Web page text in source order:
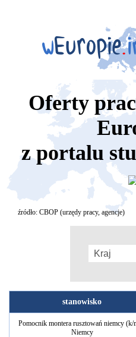
Oferty
z portalu
źródło: CBOP (urzędy pracy, agencje)
stanowisko
Pomocnik montera rusztowań niemcy (k/
Niemcy